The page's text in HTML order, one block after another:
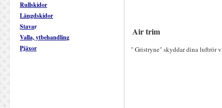
Rullskidor
Längdskidor
Stavar
Valla, ytbehandling
Pjäxor
Air trim
" Gristryne" skyddar dina luftrör